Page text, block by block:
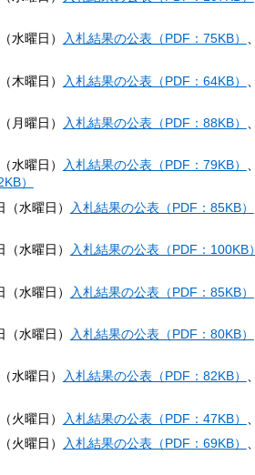
水曜日）
入札結果の公表（PDF：75KB） 、
木曜日）
入札結果の公表（PDF：64KB）
月曜日）
入札結果の公表（PDF：88KB）
水曜日）
入札結果の公表（PDF：79KB） 、
）
水曜日）
入札結果の公表（PDF：85KB）
水曜日）
入札結果の公表（PDF：100KB）
水曜日）
入札結果の公表（PDF：85KB）
水曜日）
入札結果の公表（PDF：80KB）
水曜日）
入札結果の公表（PDF：82KB） 、
火曜日）
入札結果の公表（PDF：47KB）
火曜日）
入札結果の公表（PDF：69KB） 、